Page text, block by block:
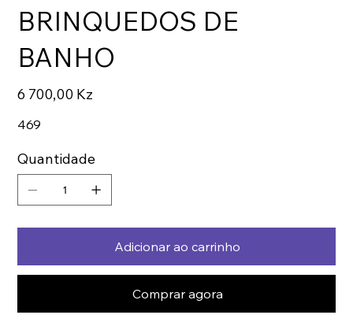
BRINQUEDOS DE
BANHO
Preço
6 700,00 Kz
469
Quantidade
Adicionar ao carrinho
Comprar agora